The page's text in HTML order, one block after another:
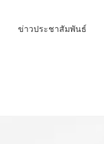
ข่าวประชาสัมพันธ์